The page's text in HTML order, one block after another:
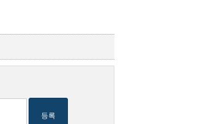
등록